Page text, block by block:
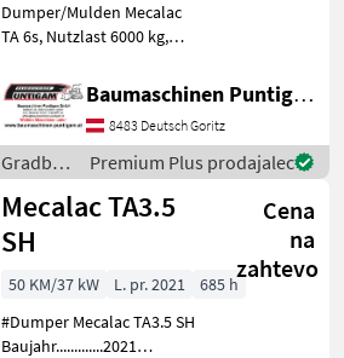
Dumper/Mulden Mecalac
TA 6s, Nutzlast 6000 kg,
Eigengewicht: 4200kg.
Referenznummer: 3813
Baumaschinen Puntigam
GmbH Unser Spezialgebie
Baumaschinen Puntigam GmbH
8483 Deutsch Goritz
Gradbeni
stroji /
Mecalac
Premium Plus prodajalec
Mecalac TA3.5
SH
Cena
na
zahtevo
50 KM/37 kW L. pr. 2021
685 h
#Dumper Mecalac TA3.5 SH
Baujahr.............2021